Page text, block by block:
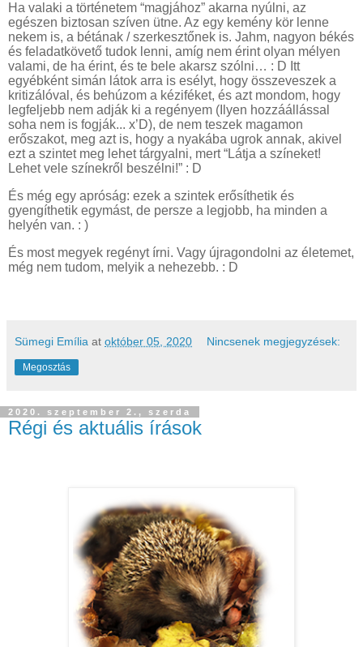
Ha valaki a történetem “magjához” akarna nyúlni, az
egészen biztosan szíven ütne. Az egy kemény kör lenne
nekem is, a bétának / szerkesztőnek is. Jahm, nagyon békés
és feladatkövető tudok lenni, amíg nem érint olyan mélyen
valami, de ha érint, és te bele akarsz szólni… : D Itt
egyébként simán látok arra is esélyt, hogy összeveszek a
kritizálóval, és behúzom a kéziféket, és azt mondom, hogy
legfeljebb nem adják ki a regényem (Ilyen hozzáállással
soha nem is fogják... x’D), de nem teszek magamon
erőszakot, meg azt is, hogy a nyakába ugrok annak, akivel
ezt a szintet meg lehet tárgyalni, mert “Látja a színeket!
Lehet vele színekről beszélni!” : D
És még egy apróság: ezek a szintek erősíthetik és
gyengíthetik egymást, de persze a legjobb, ha minden a
helyén van. : )
És most megyek regényt írni. Vagy újragondolni az életemet,
még nem tudom, melyik a nehezebb. : D
Sümegi Emília at október 05, 2020 Nincsenek megjegyzések:
Megosztás
2020. szeptember 2., szerda
Régi és aktuális írások